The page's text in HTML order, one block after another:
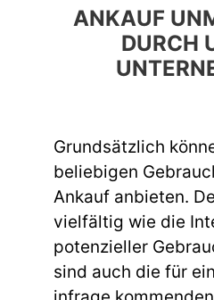
ANKAUF
DURCH
Grundsätzlich
beliebigen
Ankauf anbieten.
vielfältig wie die
potenzieller
sind auch die für